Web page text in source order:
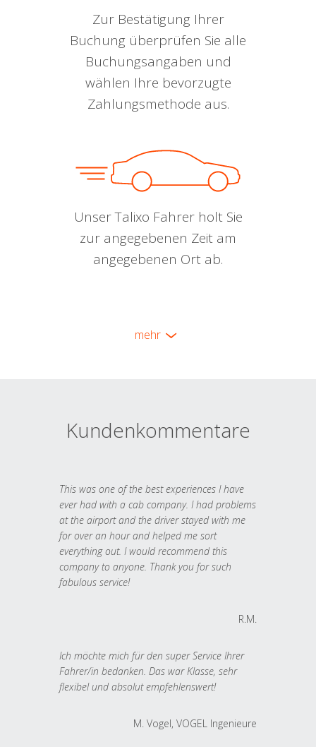
Zur Bestätigung Ihrer
Buchung überprüfen Sie alle
Buchungsangaben und
wählen Ihre bevorzugte
Zahlungsmethode aus.
Unser Talixo Fahrer holt Sie
zur angegebenen Zeit am
angegebenen Ort ab.
mehr
Kundenkommentare
This was one of the best experiences I have
ever had with a cab company. I had problems
at the airport and the driver stayed with me
for over an hour and helped me sort
everything out. I would recommend this
company to anyone. Thank you for such
fabulous service!
R.M.
Ich möchte mich für den super Service Ihrer
Fahrer/in bedanken. Das war Klasse, sehr
flexibel und absolut empfehlenswert!
M. Vogel, VOGEL Ingenieure